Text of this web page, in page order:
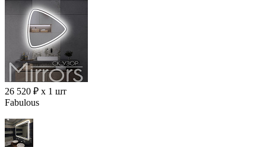
26 520 ₽ x 1 шт
Fabulous